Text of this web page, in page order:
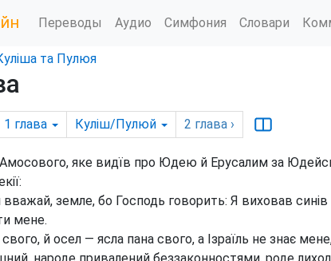
Переводы Аудио Симфония Словари
та Пулюя
1 глава Куліш/Пулюй 2 глава ›
Амосового, яке видїв про Юдею й Ерусалим за
земле, бо Господь говорить: Я виховав синів
мене.
свого, й осел — ясла пана свого, а Ізраїль не знає